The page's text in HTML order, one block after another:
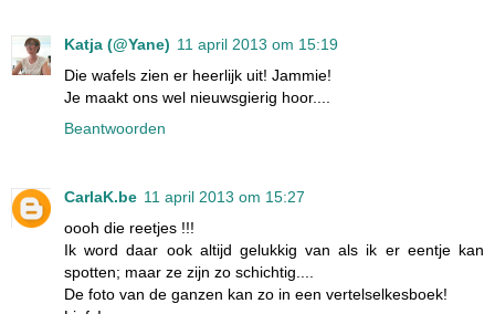
Katja (@Yane) 11 april 2013 om 15:19
Die wafels zien er heerlijk uit! Jammie!
Je maakt ons wel nieuwsgierig hoor....
Beantwoorden
CarlaK.be 11 april 2013 om 15:27
oooh die reetjes !!!
Ik word daar ook altijd gelukkig van als ik er eentje kan
spotten; maar ze zijn zo schichtig....
De foto van de ganzen kan zo in een vertelselkesboek!